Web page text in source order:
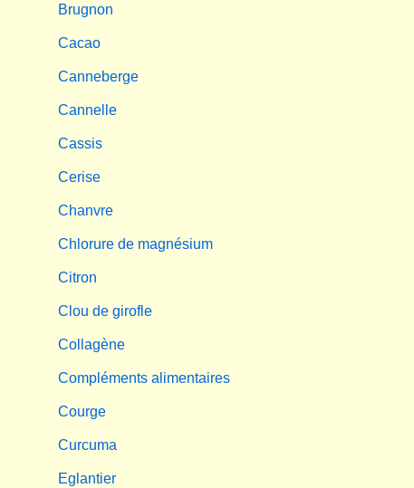
Brugnon
Cacao
Canneberge
Cannelle
Cassis
Cerise
Chanvre
Chlorure de magnésium
Citron
Clou de girofle
Collagène
Compléments alimentaires
Courge
Curcuma
Eglantier